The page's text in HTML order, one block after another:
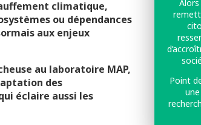
climatique,
ou dépendances
aux enjeux
au laboratoire MAP,
des
éclaire aussi les
Point